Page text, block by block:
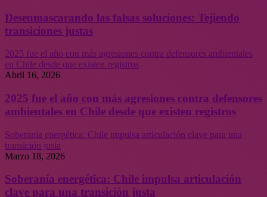
Desenmascarando las falsas soluciones: Tejiendo
transiciones justas
2025 fue el año con más agresiones contra defensores ambientales
en Chile desde que existen registros
Abril 16, 2026
2025 fue el año con más agresiones contra defensores
ambientales en Chile desde que existen registros
Soberanía energética: Chile impulsa articulación clave para una
transición justa
Marzo 18, 2026
Soberanía energética: Chile impulsa articulación
clave para una transición justa